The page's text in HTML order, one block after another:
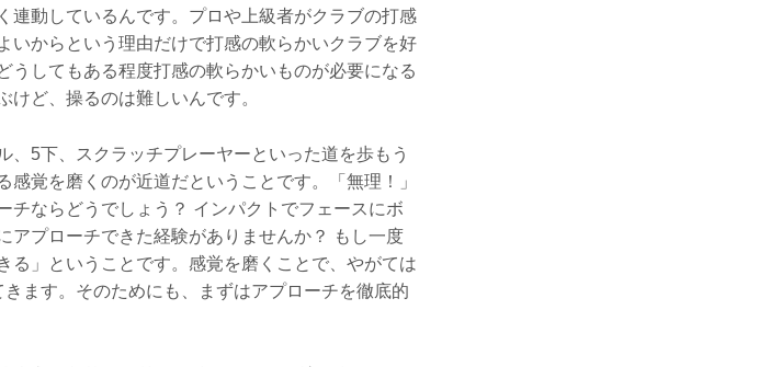
連動しているんです。プロや上級者がクラブの打感
いからという理由だけで打感の軟らかいクラブを好
うしてもある程度打感の軟らかいものが必要になる
ど、操るのは難しいんです。
5下、スクラッチプレーヤーといった道を歩もう
覚を磨くのが近道だということです。「無理！」
チならどうでしょう？ インパクトでフェースにボ
アプローチできた経験がありませんか？ もし一度
る」ということです。感覚を磨くことで、やがては
ます。そのためにも、まずはアプローチを徹底的